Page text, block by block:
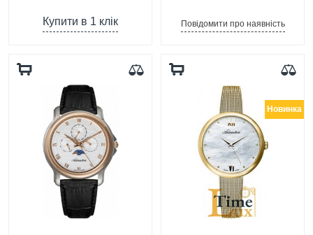
Купити в 1 клік Повідомити про наявність
Новинка